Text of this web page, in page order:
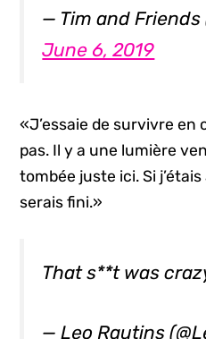
— Tim and
June 6, 2019
«J’essaie de survivre en
pas. Il y a une lumière
tombée juste ici. Si
serais fini.»
That s**t was
— Leo Rautins